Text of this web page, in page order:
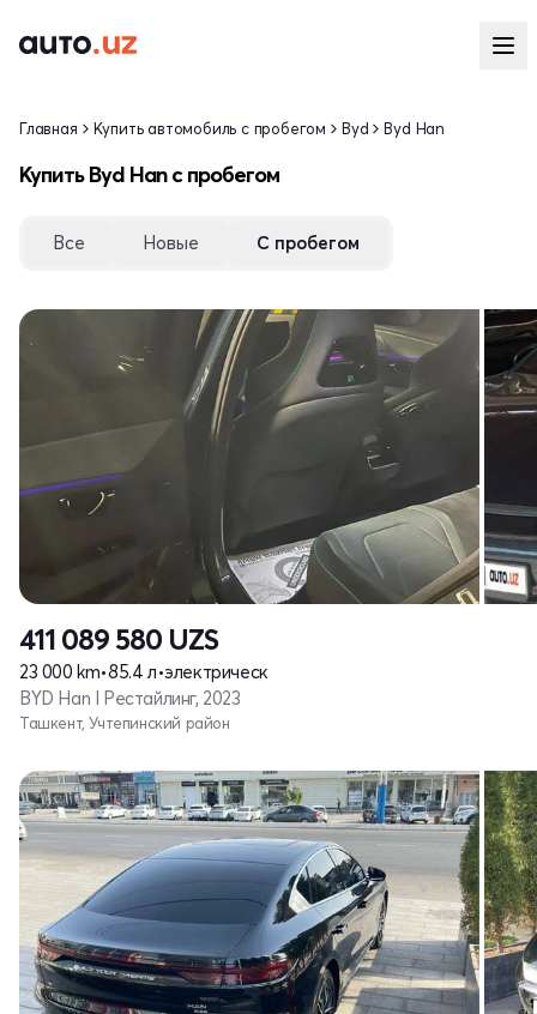
Главная Купить автомобиль с пробегом Byd Byd Han
Купить Byd Han с пробегом
Все Новые С пробегом
411 089 580 UZS
23 000 km•85.4 л•электрическ
BYD Han I Рестайлинг, 2023
Ташкент, Учтепинский район